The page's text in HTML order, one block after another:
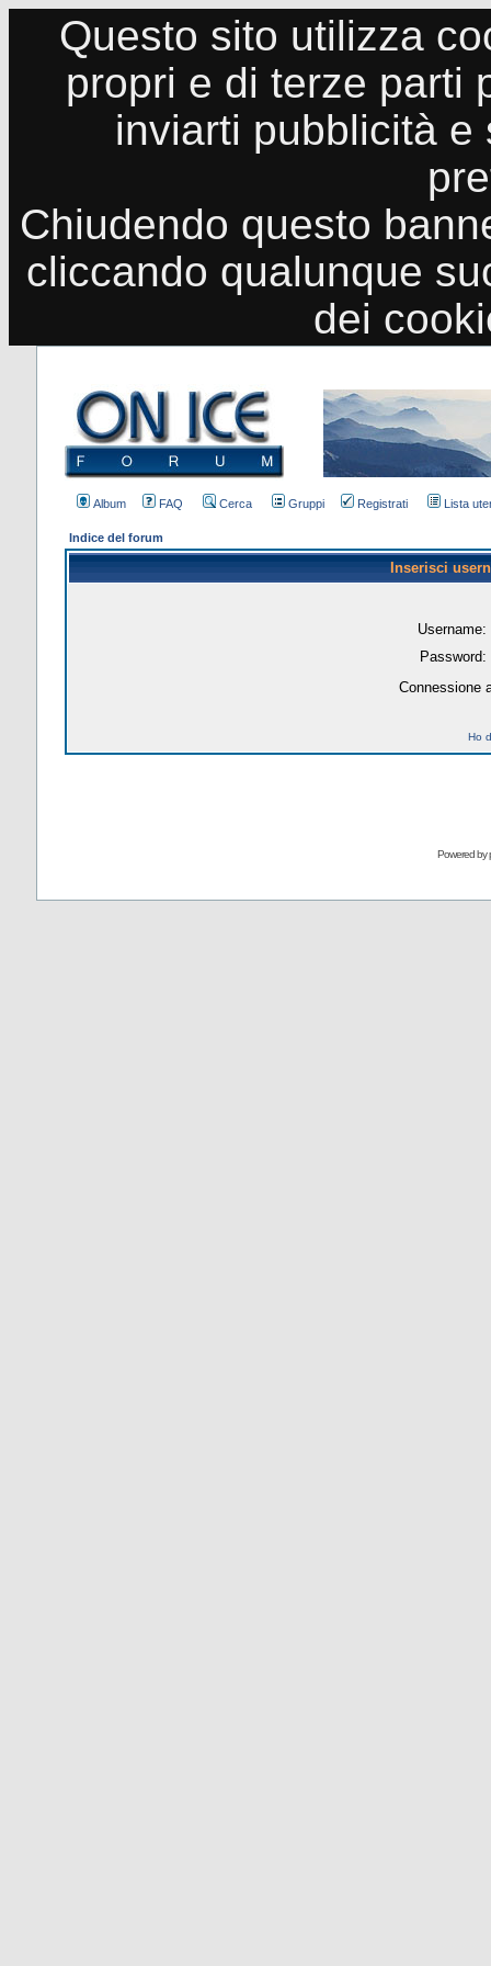
Questo sito utilizza
propri e di terze parti
inviarti pubblicità
Chiudendo questo
cliccando qualunque
dei
Album FAQ Cerca Gruppi Registrati Lista
Indice del forum
Inserisci
Username:
Password:
Connessione
Ho
Powered by